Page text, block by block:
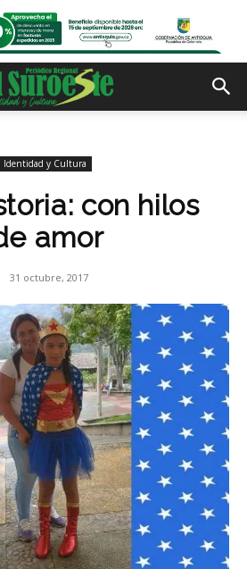
Identidad y Cultura
con hilos
amor
31 octubre, 2017